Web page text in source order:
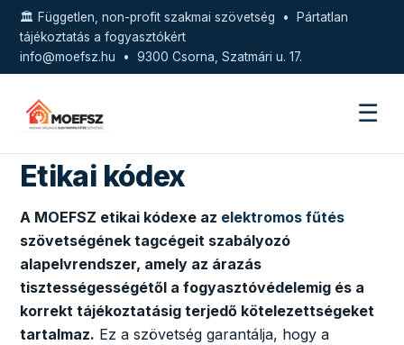
🏛️ Független, non-profit szakmai szövetség • Pártatlan
tájékoztatás a fogyasztókért
info@moefsz.hu • 9300 Csorna, Szatmári u. 17.
☰
Etikai kódex
A MOEFSZ etikai kódexe az elektromos fűtés
szövetségének tagcégeit szabályozó
alapelvrendszer, amely az árazás
tisztességességétől a fogyasztóvédelemig és a
korrekt tájékoztatásig terjedő kötelezettségeket
tartalmaz. Ez a szövetség garantálja, hogy a